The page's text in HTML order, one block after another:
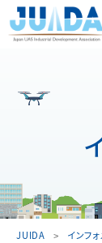
JUIDA インフ